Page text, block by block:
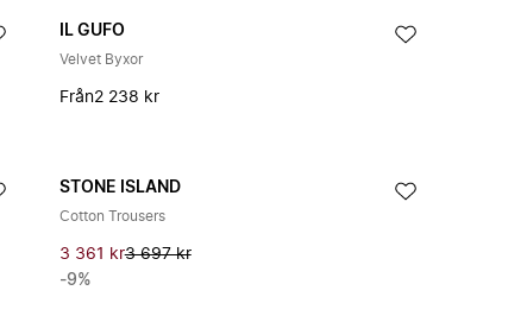
IL GUFO
Velvet Byxor
Från2 238 kr
STONE ISLAND
Cotton Trousers
3 361 kr3 697 kr
-9%